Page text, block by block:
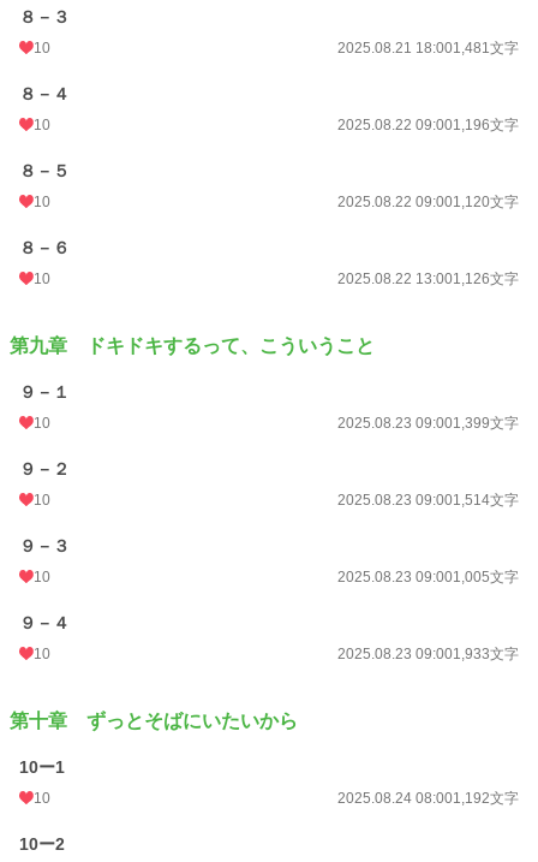
８－３
10 2025.08.21 18:001,481文字
８－４
10 2025.08.22 09:001,196文字
８－５
10 2025.08.22 09:001,120文字
８－６
10 2025.08.22 13:001,126文字
第九章 ドキドキするって、こういうこと
９－１
10 2025.08.23 09:001,399文字
９－２
10 2025.08.23 09:001,514文字
９－３
10 2025.08.23 09:001,005文字
９－４
10 2025.08.23 09:001,933文字
第十章 ずっとそばにいたいから
10ー1
10 2025.08.24 08:001,192文字
10ー2